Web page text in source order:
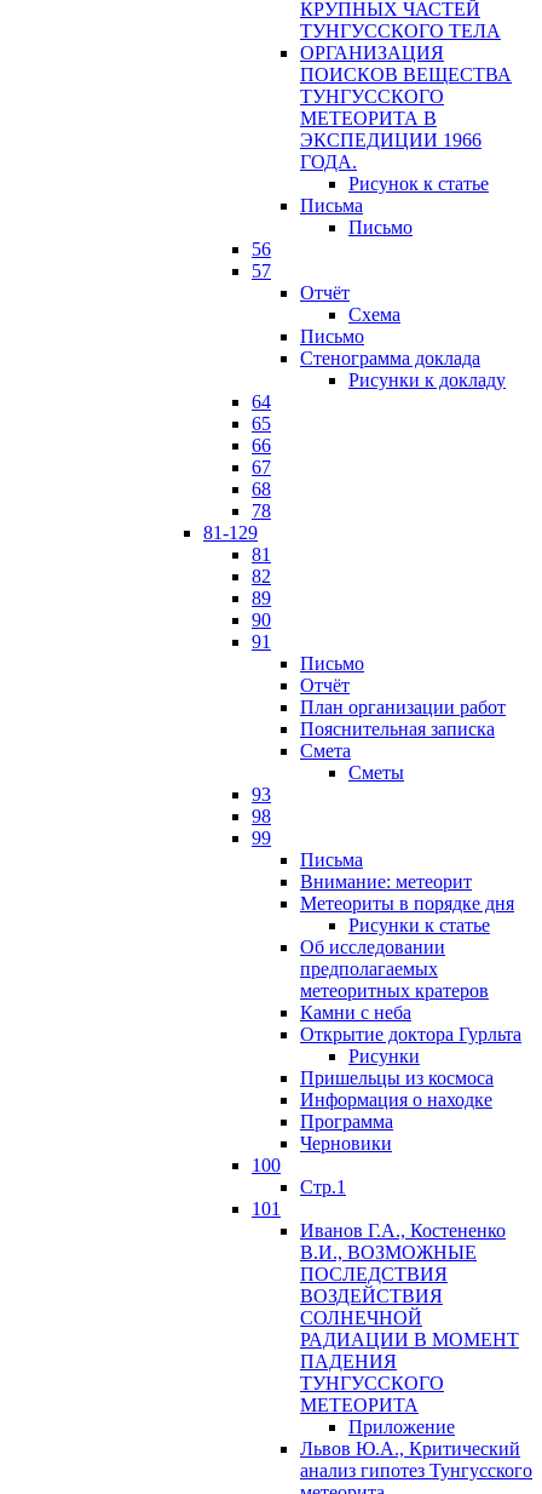
КРУПНЫХ ЧАСТЕЙ
ТУНГУССКОГО ТЕЛА
ОРГАНИЗАЦИЯ
ПОИСКОВ ВЕЩЕСТВА
ТУНГУССКОГО
МЕТЕОРИТА В
ЭКСПЕДИЦИИ 1966
ГОДА.
Рисунок к статье
Письма
Письмо
56
57
Отчёт
Схема
Письмо
Стенограмма доклада
Рисунки к докладу
64
65
66
67
68
78
81-129
81
82
89
90
91
Письмо
Отчёт
План организации работ
Пояснительная записка
Смета
Сметы
93
98
99
Письма
Внимание: метеорит
Метеориты в порядке дня
Рисунки к статье
Об исследовании
предполагаемых
метеоритных кратеров
Камни с неба
Открытие доктора Гурльта
Рисунки
Пришельцы из космоса
Информация о находке
Программа
Черновики
100
Стр.1
101
Иванов Г.А., Костененко
В.И., ВОЗМОЖНЫЕ
ПОСЛЕДСТВИЯ
ВОЗДЕЙСТВИЯ
СОЛНЕЧНОЙ
РАДИАЦИИ В МОМЕНТ
ПАДЕНИЯ
ТУНГУССКОГО
MЕТЕОРИТА
Приложение
Львов Ю.A., Критический
анализ гипотез Тунгусского